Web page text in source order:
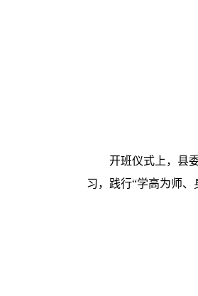
开班仪式上，县
习，践行“学高为师、